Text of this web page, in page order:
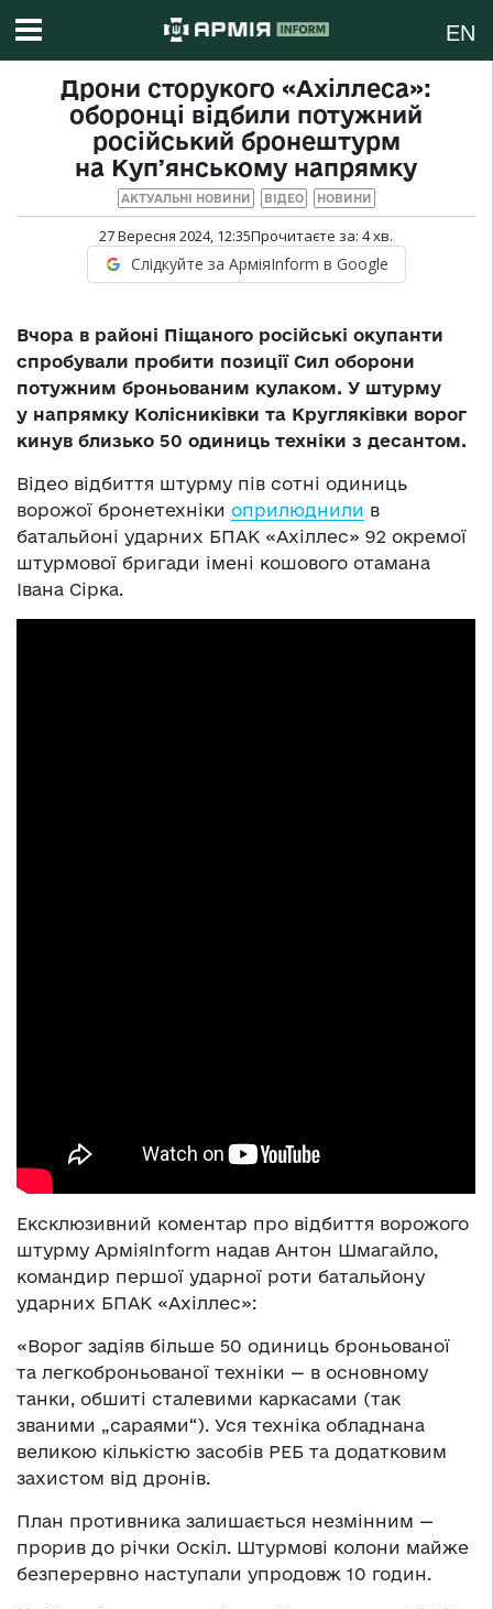
EN
Дрони сторукого «Ахіллеса»:
оборонці відбили потужний
російський бронештурм
на Купʼянському напрямку
АКТУАЛЬНІ НОВИНИ ВІДЕО НОВИНИ
27 Вересня 2024, 12:35Прочитаєте за: 4хв.
Слідкуйте за АрміяInform в Google
Вчора в районі Піщаного російські окупанти
спробували пробити позиції Сил оборони
потужним броньованим кулаком. У штурму
у напрямку Колісниківки та Кругляківки ворог
кинув близько 50 одиниць техніки з десантом.
Відео відбиття штурму пів сотні одиниць
ворожої бронетехніки оприлюднили в
батальйоні ударних БПАК «Ахіллес» 92 окремої
штурмової бригади імені кошового отамана
Івана Сірка.
Ексклюзивний коментар про відбиття ворожого
штурму АрміяInform надав Антон Шмагайло,
командир першої ударної роти батальйону
ударних БПАК «Ахіллес»:
«Ворог задіяв більше 50 одиниць броньованої
та легкоброньованої техніки — в основному
танки, обшиті сталевими каркасами (так
званими „сараями“). Уся техніка обладнана
великою кількістю засобів РЕБ та додатковим
захистом від дронів.
План противника залишається незмінним —
прорив до річки Оскіл. Штурмові колони майже
безперервно наступали упродовж 10 годин.